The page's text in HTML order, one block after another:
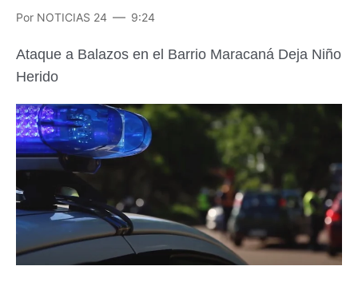
Por NOTICIAS 24 9:24
Ataque a Balazos en el Barrio Maracaná Deja Niño
Herido